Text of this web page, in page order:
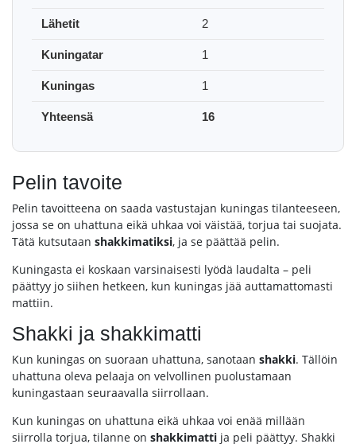
Lähetit 2
Kuningatar 1
Kuningas 1
Yhteensä 16
Pelin tavoite
Pelin tavoitteena on saada vastustajan kuningas tilanteeseen,
jossa se on uhattuna eikä uhkaa voi väistää, torjua tai suojata.
Tätä kutsutaan shakkimatiksi, ja se päättää pelin.
Kuningasta ei koskaan varsinaisesti lyödä laudalta – peli
päättyy jo siihen hetkeen, kun kuningas jää auttamattomasti
mattiin.
Shakki ja shakkimatti
Kun kuningas on suoraan uhattuna, sanotaan shakki. Tällöin
uhattuna oleva pelaaja on velvollinen puolustamaan
kuningastaan seuraavalla siirrollaan.
Kun kuningas on uhattuna eikä uhkaa voi enää millään
siirrolla torjua, tilanne on shakkimatti ja peli päättyy. Shakki